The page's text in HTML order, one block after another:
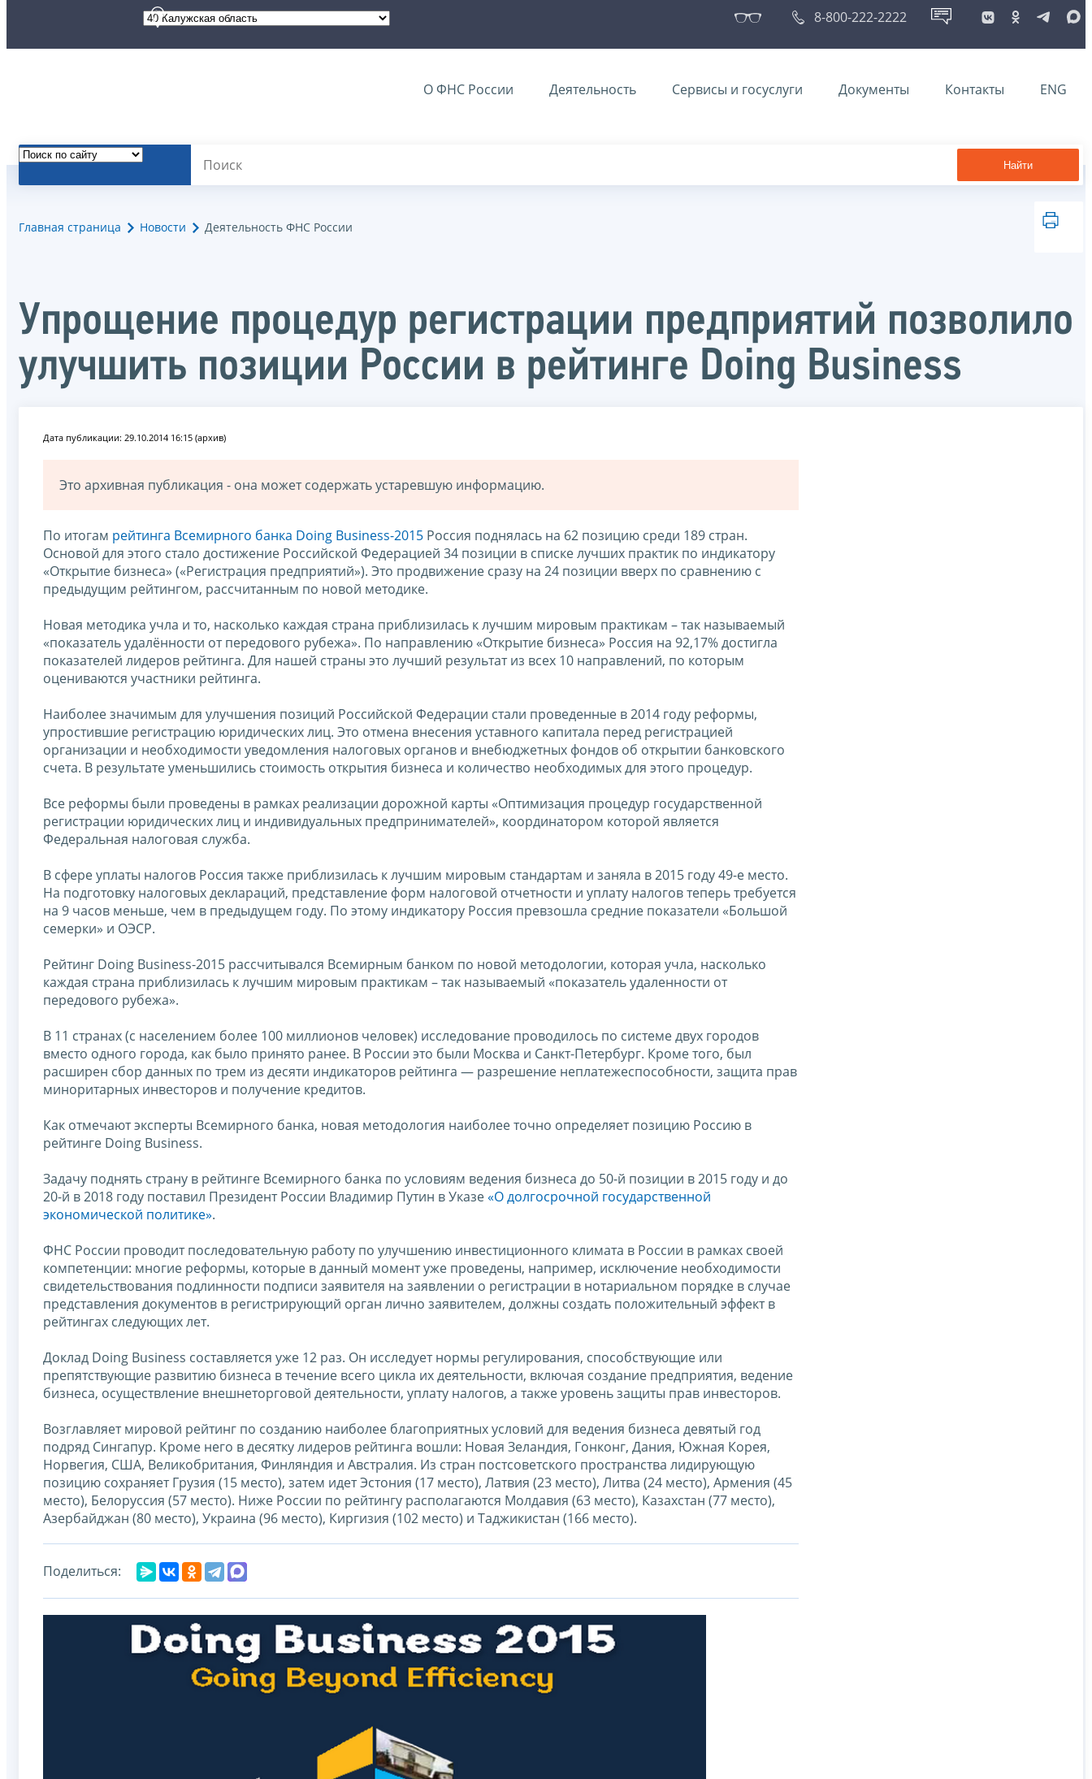
8-800-222-2222
О ФНС России Деятельность Сервисы и госуслуги Документы Контакты ENG
Найти
Главная страница Новости Деятельность ФНС России
Упрощение процедур регистрации предприятий позволило
улучшить позиции России в рейтинге Doing Business
Дата публикации: 29.10.2014 16:15 (архив)
Это архивная публикация - она может содержать устаревшую информацию.
По итогам рейтинга Всемирного банка Doing Business-2015 Россия поднялась на 62 позицию среди 189 стран.
Основой для этого стало достижение Российской Федерацией 34 позиции в списке лучших практик по индикатору
«Открытие бизнеса» («Регистрация предприятий»). Это продвижение сразу на 24 позиции вверх по сравнению с
предыдущим рейтингом, рассчитанным по новой методике.
Новая методика учла и то, насколько каждая страна приблизилась к лучшим мировым практикам – так называемый
«показатель удалённости от передового рубежа». По направлению «Открытие бизнеса» Россия на 92,17% достигла
показателей лидеров рейтинга. Для нашей страны это лучший результат из всех 10 направлений, по которым
оцениваются участники рейтинга.
Наиболее значимым для улучшения позиций Российской Федерации стали проведенные в 2014 году реформы,
упростившие регистрацию юридических лиц. Это отмена внесения уставного капитала перед регистрацией
организации и необходимости уведомления налоговых органов и внебюджетных фондов об открытии банковского
счета. В результате уменьшились стоимость открытия бизнеса и количество необходимых для этого процедур.
Все реформы были проведены в рамках реализации дорожной карты «Оптимизация процедур государственной
регистрации юридических лиц и индивидуальных предпринимателей», координатором которой является
Федеральная налоговая служба.
В сфере уплаты налогов Россия также приблизилась к лучшим мировым стандартам и заняла в 2015 году 49-е место.
На подготовку налоговых деклараций, представление форм налоговой отчетности и уплату налогов теперь требуется
на 9 часов меньше, чем в предыдущем году. По этому индикатору Россия превзошла средние показатели «Большой
семерки» и ОЭСР.
Рейтинг Doing Business-2015 рассчитывался Всемирным банком по новой методологии, которая учла, насколько
каждая страна приблизилась к лучшим мировым практикам – так называемый «показатель удаленности от
передового рубежа».
В 11 странах (с населением более 100 миллионов человек) исследование проводилось по системе двух городов
вместо одного города, как было принято ранее. В России это были Москва и Санкт-Петербург. Кроме того, был
расширен сбор данных по трем из десяти индикаторов рейтинга — разрешение неплатежеспособности, защита прав
миноритарных инвесторов и получение кредитов.
Как отмечают эксперты Всемирного банка, новая методология наиболее точно определяет позицию Россию в
рейтинге Doing Business.
Задачу поднять страну в рейтинге Всемирного банка по условиям ведения бизнеса до 50-й позиции в 2015 году и до
20-й в 2018 году поставил Президент России Владимир Путин в Указе«О долгосрочной государственной
экономической политике».
ФНС России проводит последовательную работу по улучшению инвестиционного климата в России в рамках своей
компетенции: многие реформы, которые в данный момент уже проведены, например, исключение необходимости
свидетельствования подлинности подписи заявителя на заявлении о регистрации в нотариальном порядке в случае
представления документов в регистрирующий орган лично заявителем, должны создать положительный эффект в
рейтингах следующих лет.
Доклад Doing Business составляется уже 12 раз. Он исследует нормы регулирования, способствующие или
препятствующие развитию бизнеса в течение всего цикла их деятельности, включая создание предприятия, ведение
бизнеса, осуществление внешнеторговой деятельности, уплату налогов, а также уровень защиты прав инвесторов.
Возглавляет мировой рейтинг по созданию наиболее благоприятных условий для ведения бизнеса девятый год
подряд Сингапур. Кроме него в десятку лидеров рейтинга вошли: Новая Зеландия, Гонконг, Дания, Южная Корея,
Норвегия, США, Великобритания, Финляндия и Австралия. Из стран постсоветского пространства лидирующую
позицию сохраняет Грузия (15 место), затем идет Эстония (17 место), Латвия (23 место), Литва (24 место), Армения (45
место), Белоруссия (57 место). Ниже России по рейтингу располагаются Молдавия (63 место), Казахстан (77 место),
Азербайджан (80 место), Украина (96 место), Киргизия (102 место) и Таджикистан (166 место).
Поделиться: